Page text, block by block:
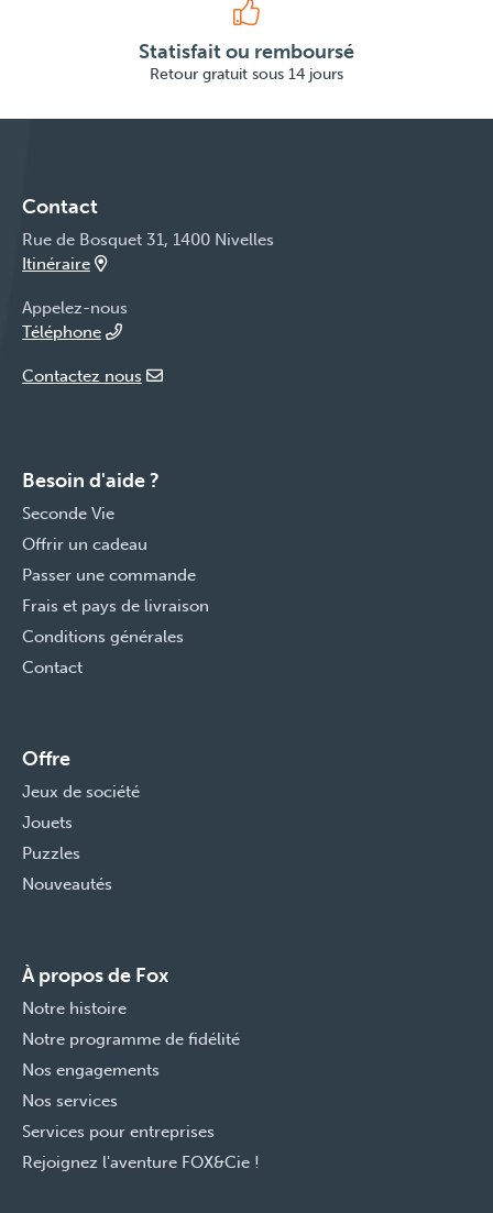
Statisfait ou remboursé
Retour gratuit sous 14 jours
Contact
Rue de Bosquet 31, 1400 Nivelles
Itinéraire
Appelez-nous
Téléphone
Contactez nous
Besoin d'aide ?
Seconde Vie
Offrir un cadeau
Passer une commande
Frais et pays de livraison
Conditions générales
Contact
Offre
Jeux de société
Jouets
Puzzles
Nouveautés
À propos de Fox
Notre histoire
Notre programme de fidélité
Nos engagements
Nos services
Services pour entreprises
Rejoignez l'aventure FOX&Cie !